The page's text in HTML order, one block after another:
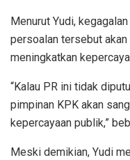
Menurut Yudi,
persoalan tersebut
meningkatkan
“Kalau PR ini tidak
pimpinan KPK akan
kepercayaan publik,”
Meski demikian, Yudi